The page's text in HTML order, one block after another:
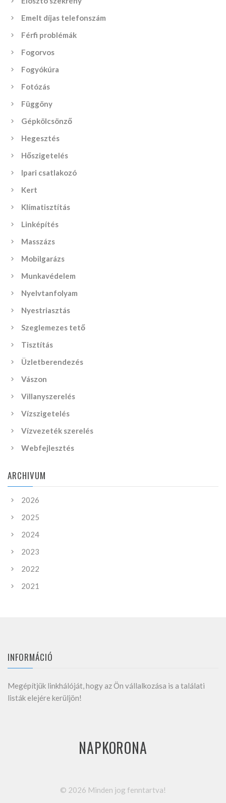
Emelt díjas telefonszám
Férfi problémák
Fogorvos
Fogyókúra
Fotózás
Függöny
Gépkölcsönző
Hegesztés
Hőszigetelés
Ipari csatlakozó
Kert
Klímatisztítás
Linképítés
Masszázs
Mobilgarázs
Munkavédelem
Nyelvtanfolyam
Nyestriasztás
Szeglemezes tető
Tisztítás
Üzletberendezés
Vászon
Villanyszerelés
Vízszigetelés
Vízvezeték szerelés
Webfejlesztés
ARCHIVUM
2026
2025
2024
2023
2022
2021
INFORMÁCIÓ
Megépítjük linkhálóját, hogy az Ön vállalkozása is a találati
listák elejére kerüljön!
NAPKORONA
© 2026 Minden jog fenntartva!